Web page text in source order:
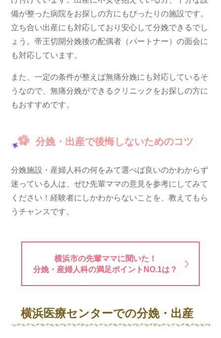
備が整った病院をお探しの方にもぴったりの施設です。
立ち合い出産にも対応しており安心して分娩できるでし
ょう。帝王切開分娩後の配偶者（パートナー）の面会に
も対応しています。
また、一定の条件が整えば無痛分娩にも対応しているそ
うなので、無痛分娩ができるクリニックをお探しの方に
もおすすめです。
分娩・出産で後悔しないためのコツ
分娩施設・産婦人科の何をみて選べば良いのかわからず
迷っている人は、ぜひ先輩ママの意見を参考にしてみて
ください！経験者にしかわからないことを、教えてもら
うチャンスです。
横浜市の先輩ママに聞いた！
分娩・産婦人科の満足ポイントNO.1は？
横浜医療センターでの分娩・出産